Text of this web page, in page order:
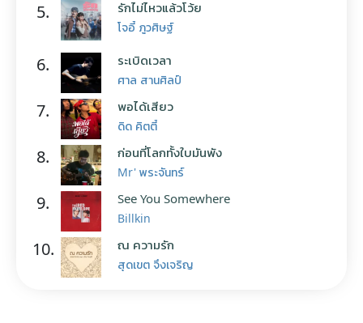
5. รักไม่ไหวแล้วโว้ย
โจอี้ ภูวศิษฐ์
6. ระเบิดเวลา
ศาล สานศิลป์
7. พอได้เสียว
ดิด คิตตี้
8. ก่อนที่โลกทั้งใบมันพัง
Mr' พระจันทร์
9. See You Somewhere
Billkin
10. ณ ความรัก
สุดเขต จึงเจริญ